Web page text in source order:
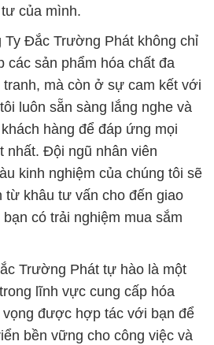
của mình.
Ty Đắc Trường Phát không chỉ
các sản phẩm hóa chất đa
mà còn ở sự cam kết với
luôn sẵn sàng lắng nghe và
hàng để đáp ứng mọi
nhất. Đội ngũ nhân viên
kinh nghiệm của chúng tôi sẽ
từ khâu tư vấn cho đến giao
có trải nghiệm mua sắm
Trường Phát tự hào là một
lĩnh vực cung cấp hóa
vọng được hợp tác với bạn để
bền vững cho công việc và